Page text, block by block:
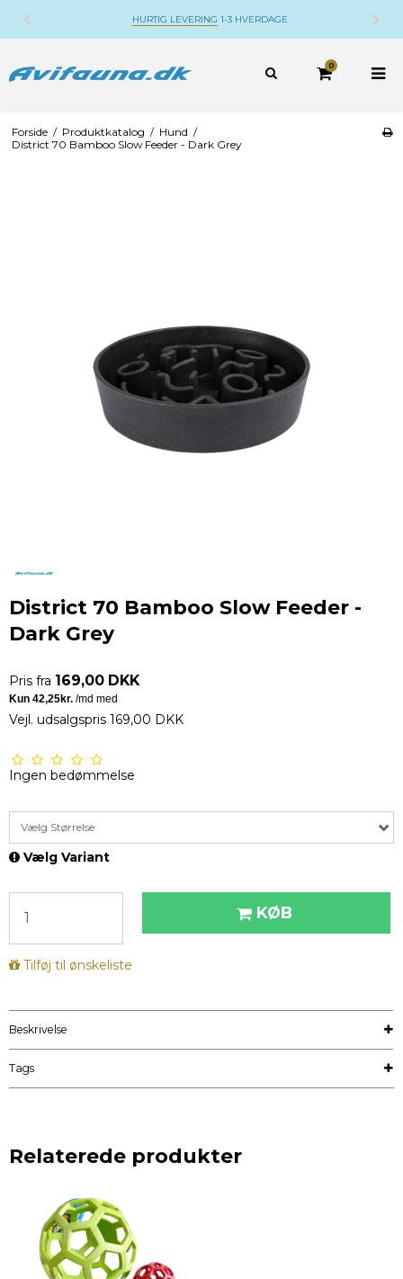
HURTIG LEVERING1-3 HVERDAGE
0
Forside / Produktkatalog / Hund /
District 70 Bamboo Slow Feeder - Dark Grey
District 70 Bamboo Slow Feeder -
Dark Grey
Pris fra 169,00 DKK
Vejl. udsalgspris 169,00 DKK
Ingen bedømmelse
Vælg Størrelse
Vælg Variant
KØB
Tilføj til ønskeliste
Beskrivelse
Tags
Relaterede produkter